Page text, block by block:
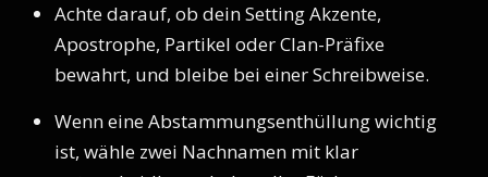
Achte darauf, ob dein Setting Akzente,
Apostrophe, Partikel oder Clan-Präfixe
bewahrt, und bleibe bei einer Schreibweise.
Wenn eine Abstammungsenthüllung wichtig
ist, wähle zwei Nachnamen mit klar